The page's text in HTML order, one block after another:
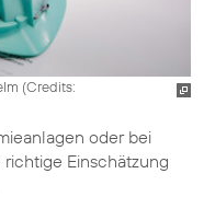
(Credits:
oder bei
richtige Einschätzung